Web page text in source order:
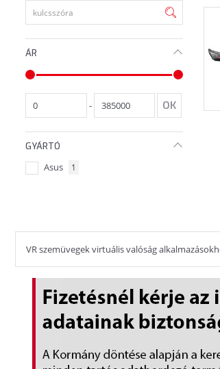
ÁR
-
GYÁRTÓ
Asus 1
VR szemüvegek virtuális valóság